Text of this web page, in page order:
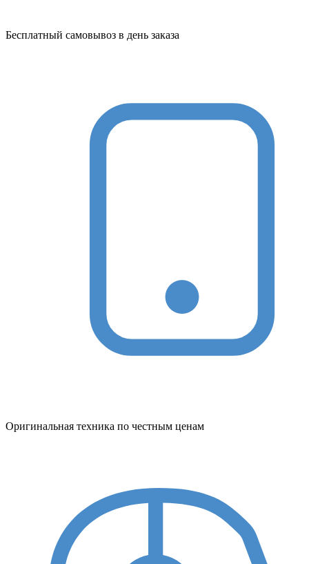
Бесплатный самовывоз в день заказа
Оригинальная техника по честным ценам